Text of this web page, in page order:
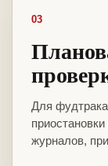
03
Для
журналов,